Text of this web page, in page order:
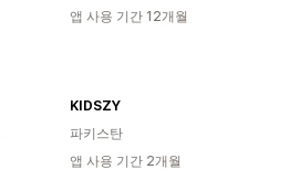
앱 사용 기간 12개월
KIDSZY
파키스탄
앱 사용 기간 2개월